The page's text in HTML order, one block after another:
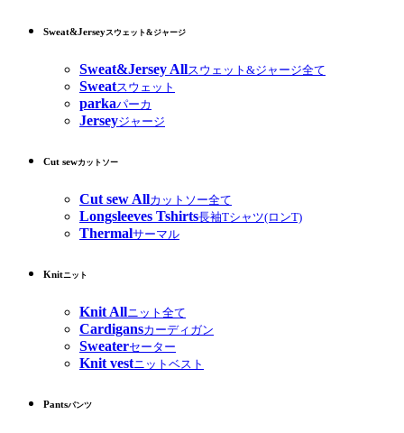
Sweat&Jerseyスウェット&ジャージ
Sweat&Jersey Allスウェット&ジャージ全て
Sweatスウェット
parkaパーカ
Jerseyジャージ
Cut sewカットソー
Cut sew Allカットソー全て
Longsleeves Tshirts長袖Tシャツ(ロンT)
Thermalサーマル
Knitニット
Knit Allニット全て
Cardigansカーディガン
Sweaterセーター
Knit vestニットベスト
Pantsパンツ